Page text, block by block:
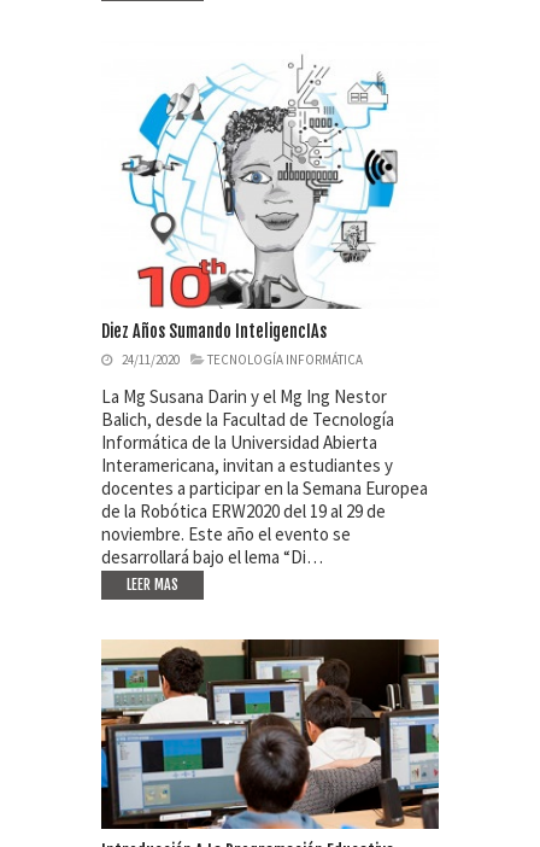
Diez Años Sumando InteligencIAs
24/11/2020 TECNOLOGÍA INFORMÁTICA
La Mg Susana Darin y el Mg Ing Nestor
Balich, desde la Facultad de Tecnología
Informática de la Universidad Abierta
Interamericana, invitan a estudiantes y
docentes a participar en la Semana Europea
de la Robótica ERW2020 del 19 al 29 de
noviembre. Este año el evento se
desarrollará bajo el lema “Di…
LEER MAS